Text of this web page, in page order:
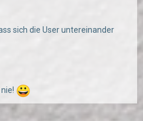
sich die User untereinander